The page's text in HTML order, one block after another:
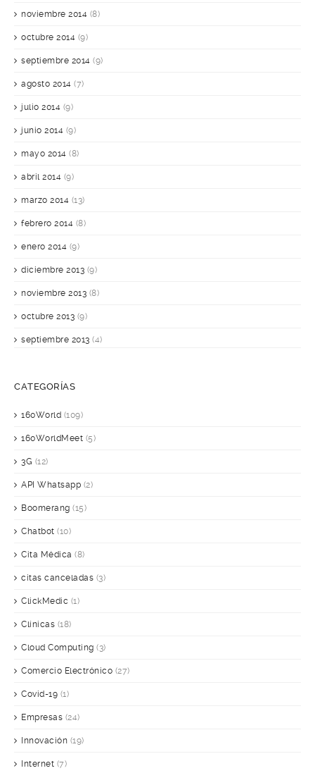
noviembre 2014 (8)
octubre 2014 (9)
septiembre 2014 (9)
agosto 2014 (7)
julio 2014 (9)
junio 2014 (9)
mayo 2014 (8)
abril 2014 (9)
marzo 2014 (13)
febrero 2014 (8)
enero 2014 (9)
diciembre 2013 (9)
noviembre 2013 (8)
octubre 2013 (9)
septiembre 2013 (4)
CATEGORÍAS
160World (109)
160WorldMeet (5)
3G (12)
API Whatsapp (2)
Boomerang (15)
Chatbot (10)
Cita Médica (8)
citas canceladas (3)
ClickMedic (1)
Clínicas (18)
Cloud Computing (3)
Comercio Electrónico (27)
Covid-19 (1)
Empresas (24)
Innovación (19)
Internet (7)